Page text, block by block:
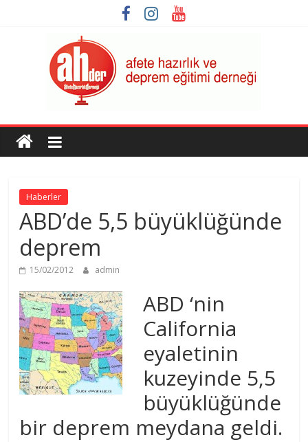
AHDER
Afete
ve
Deprem
Eğitimi
Derneği
Haberler
ABD’de 5,5 büyüklüğünde
deprem
15/02/2012 admin
ABD ‘nin
California
eyaletinin
kuzeyinde 5,5
büyüklüğünde
bir deprem meydana geldi.